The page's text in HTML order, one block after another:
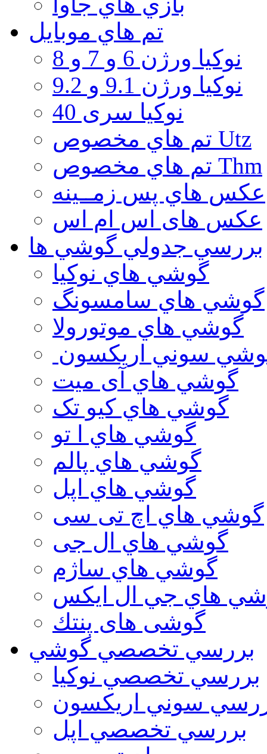
تم هاي موبايل
نوكيا ورژن 6 و 7 و 8
نوكيا ورژن 9.1 و 9.2
نوکیا سری 40
تم هاي مخصوص Utz
تم هاي مخصوص Thm
عكس هاي پس زمــينه
عكس های اس ام اس
بررسي جدولي گوشي ها
گوشي هاي نوكيا
گوشي هاي سامسونگ
گوشي هاي موتورولا
سوني اريكسون
گوشي هاي آی میت
گوشي هاي کیو تک
گوشي هاي ا تو
گوشي هاي پالم
گوشي هاي اپل
گوشي هاي اچ تی سی
گوشي هاي ال جی
گوشي هاي ساژم
هاي جي ال ايكس
گوشی های پنتك
بررسي تخصصي گوشي
بررسي تخصصي نوكيا
سوني اريكسون
بررسي تخصصي اپل